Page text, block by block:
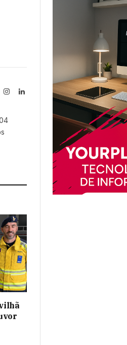
InstagramLinkedIn